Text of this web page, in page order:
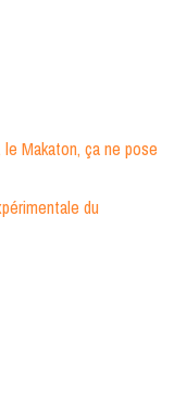
Makaton, ça ne pose
du